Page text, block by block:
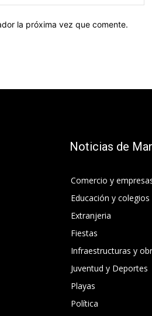
la próxima vez que comente.
Noticias de
Comercio y
Educación y colegios
Extranjeria
Fiestas
Infraestructuras y
Juventud y Deportes
Playas
Política